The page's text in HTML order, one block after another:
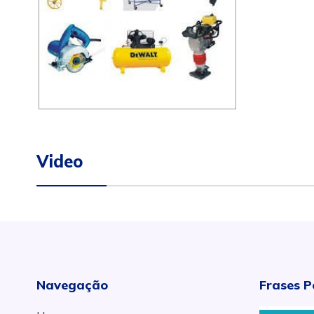
Video
Navegação Frases